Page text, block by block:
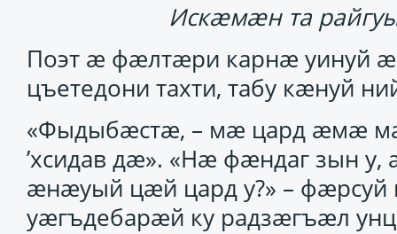
Искӕмӕн та
Поэт ӕ фӕлтӕри карнӕ уинуй
цъетедони тахти, табу кӕнуй
«Фыдыбӕстӕ, – мӕ цард ӕмӕ
’хсидав дӕ». «Нӕ фӕндаг зын у,
ӕнӕуый цӕй цард у?» – фӕрсуй
уӕгъдебарӕй ку радзӕгъӕл